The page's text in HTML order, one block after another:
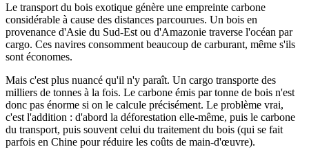
Le transport du bois exotique génère une empreinte carbone
considérable à cause des distances parcourues. Un bois en
provenance d'Asie du Sud-Est ou d'Amazonie traverse l'océan par
cargo. Ces navires consomment beaucoup de carburant, même s'ils
sont économes.
Mais c'est plus nuancé qu'il n'y paraît. Un cargo transporte des
milliers de tonnes à la fois. Le carbone émis par tonne de bois n'est
donc pas énorme si on le calcule précisément. Le problème vrai,
c'est l'addition : d'abord la déforestation elle-même, puis le carbone
du transport, puis souvent celui du traitement du bois (qui se fait
parfois en Chine pour réduire les coûts de main-d'œuvre).